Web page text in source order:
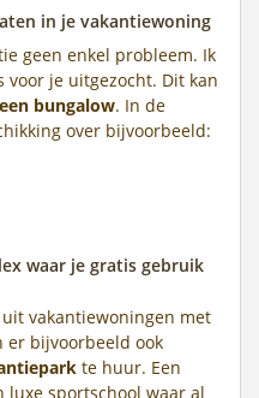
in je vakantiewoning
geen enkel probleem. Ik
voor je uitgezocht. Dit kan
bungalow. In de
over bijvoorbeeld:
waar je gratis gebruik
vakantiewoningen met
er bijvoorbeeld ook
te huur. Een
luxe sportschool waar al